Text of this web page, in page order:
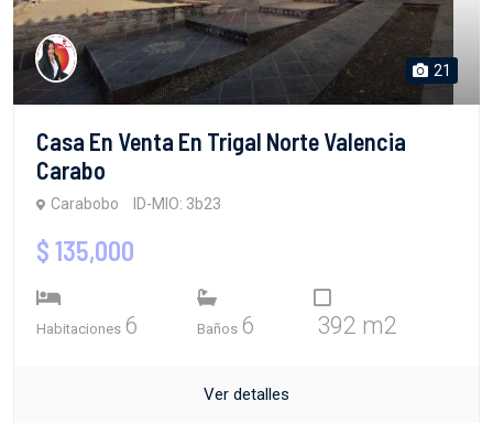
21
Casa En Venta En Trigal Norte Valencia
Carabo
Carabobo ID-MIO: 3b23
$ 135,000
Habitaciones 6 Baños 6 392 m2
Ver detalles